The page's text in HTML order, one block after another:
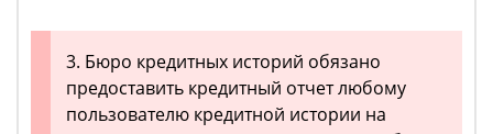
3. Бюро кредитных историй обязано
предоставить кредитный отчет любому
пользователю кредитной истории на